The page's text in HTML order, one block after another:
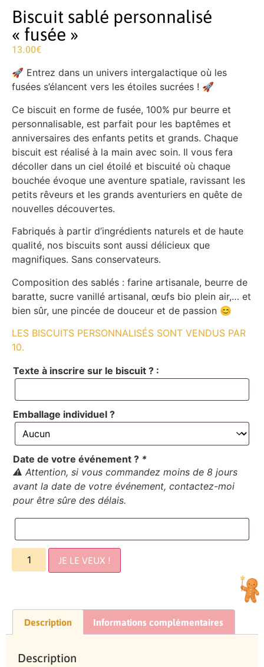
Biscuit sablé personnalisé
« fusée »
13.00€
🚀 Entrez dans un univers intergalactique où les
fusées s’élancent vers les étoiles sucrées ! 🚀
Ce biscuit en forme de fusée, 100% pur beurre et
personnalisable, est parfait pour les baptêmes et
anniversaires des enfants petits et grands. Chaque
biscuit est réalisé à la main avec soin. Il vous fera
décoller dans un ciel étoilé et biscuité où chaque
bouchée évoque une aventure spatiale, ravissant les
petits rêveurs et les grands aventuriers en quête de
nouvelles découvertes.
Fabriqués à partir d’ingrédients naturels et de haute
qualité, nos biscuits sont aussi délicieux que
magnifiques. Sans conservateurs.
Composition des sablés : farine artisanale, beurre de
baratte, sucre vanillé artisanal, œufs bio plein air,… et
bien sûr, une pincée de douceur et de passion 😊
LES BISCUITS PERSONNALISÉS SONT VENDUS PAR
10.
Texte à inscrire sur le biscuit ? :
Emballage individuel ?
Date de votre événement ? *
⚠️ Attention, si vous commandez moins de 8 jours
avant la date de votre événement, contactez-moi
pour être sûre des délais.
JE LE VEUX !
Description Informations complémentaires
Description